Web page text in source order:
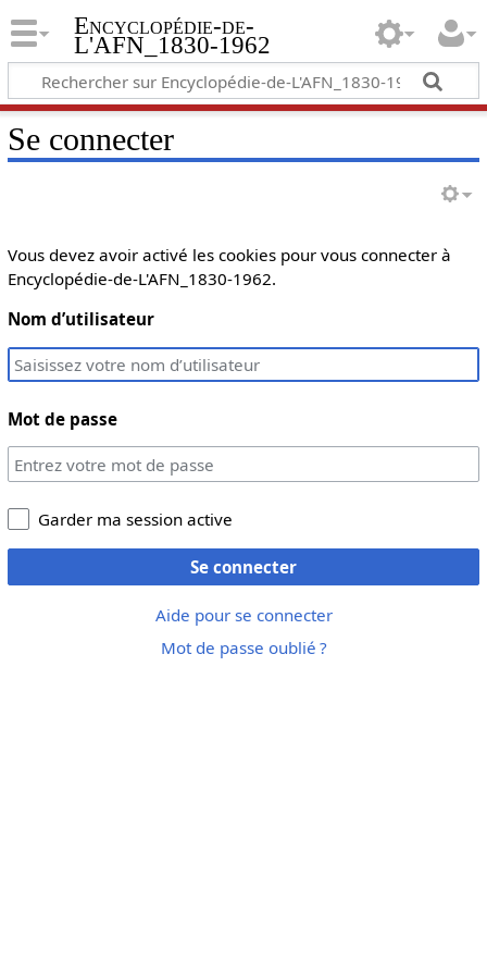
Encyclopédie-de-
L'AFN_1830-1962
Se connecter
Vous devez avoir activé les cookies pour vous connecter à
Encyclopédie-de-L'AFN_1830-1962.
Nom d’utilisateur
Mot de passe
Garder ma session active
Se connecter
Aide pour se connecter
Mot de passe oublié ?